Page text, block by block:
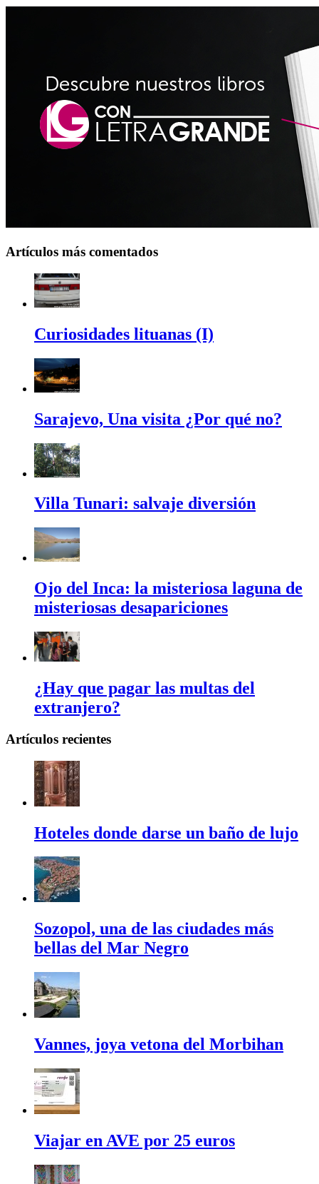
Artículos más comentados
Curiosidades lituanas (I)
Sarajevo, Una visita ¿Por qué no?
Villa Tunari: salvaje diversión
Ojo del Inca: la misteriosa laguna de
misteriosas desapariciones
¿Hay que pagar las multas del
extranjero?
Artículos recientes
Hoteles donde darse un baño de lujo
Sozopol, una de las ciudades más
bellas del Mar Negro
Vannes, joya vetona del Morbihan
Viajar en AVE por 25 euros